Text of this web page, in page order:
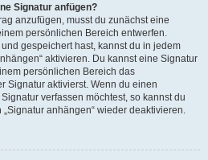
Signatur anfügen?
anzufügen, musst du zunächst eine
persönlichen Bereich entwerfen.
gespeichert hast, kannst du in jedem
aktivieren. Du kannst eine Signatur
persönlichen Bereich das
Signatur aktivierst. Wenn du einen
verfassen möchtest, so kannst du
anhängen“ wieder deaktivieren.